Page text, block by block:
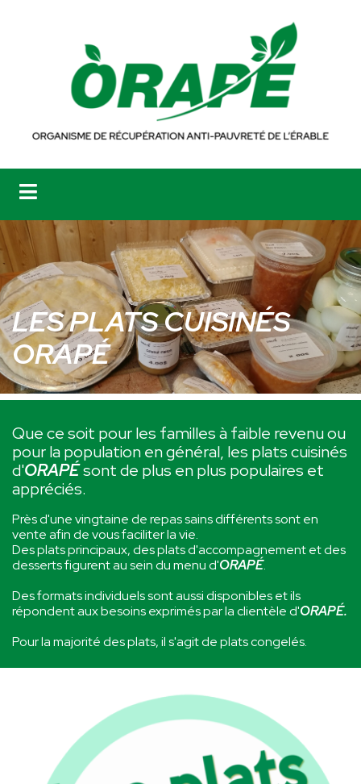
LES PLATS CUISINÉS
ORAPÉ
Que ce soit pour les familles à faible revenu ou
pour la population en général, les plats cuisinés
d'ORAPÉsont de plus en plus populaires et
appréciés.
Près d'une vingtaine de repas sains différents sont en
vente afin de vous faciliter la vie.
Des plats principaux, des plats d'accompagnement et des
desserts figurent au sein du menu d'ORAPÉ.
Des formats individuels sont aussi disponibles et ils
répondent aux besoins exprimés par la clientèle d'ORAPÉ.
Pour la majorité des plats, il s'agit de plats congelés.